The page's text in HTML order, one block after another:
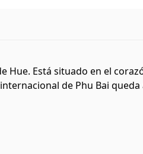
Está situado en el
de Phu Bai